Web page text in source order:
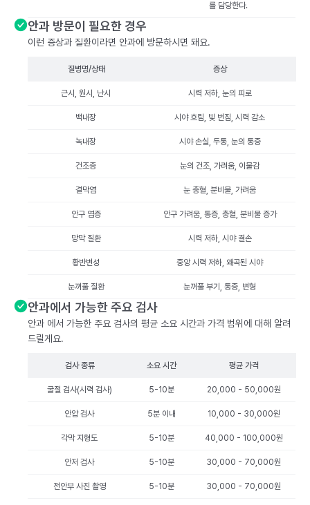
를 담당한다.
안과 방문이 필요한 경우
이런 증상과 질환이라면 안과에 방문하시면 돼요.
질병명/상태 증상
근시, 원시, 난시 시력 저하, 눈의 피로
백내장 시야 흐림, 빛 번짐, 시력 감소
녹내장 시야 손실, 두통, 눈의 통증
건조증 눈의 건조, 가려움, 이물감
결막염 눈 충혈, 분비물, 가려움
안구 염증 안구 가려움, 통증, 충혈, 분비물 증가
망막 질환 시력 저하, 시야 결손
황반변성 중앙 시력 저하, 왜곡된 시야
눈꺼풀 질환 눈꺼풀 부기, 통증, 변형
안과에서 가능한 주요 검사
안과 에서 가능한 주요 검사의 평균 소요 시간과 가격 범위에 대해 알려
드릴게요.
검사 종류 소요 시간 평균 가격
굴절 검사(시력 검사) 5-10분 20,000 - 50,000원
안압 검사 5분 이내 10,000 - 30,000원
각막 지형도 5-10분 40,000 - 100,000원
안저 검사 5-10분 30,000 - 70,000원
전안부 사진 촬영 5-10분 30,000 - 70,000원